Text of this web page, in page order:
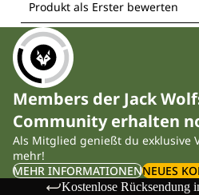
Members der Jack
Community erhalten
Als Mitglied genießt du exklusive
mehr!
MEHR INFORMATIONENNEUES
Kostenlose Rücksendung